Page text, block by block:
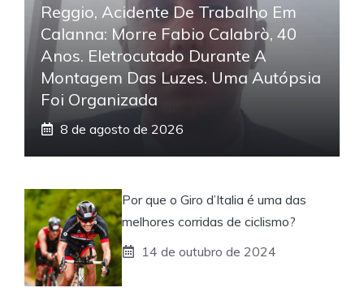
Reggio, Acidente De Trabalho Em
Calanna: Morre Fabio Calabrò, 40
Anos. Eletrocutado Durante A
Montagem Das Luzes. Uma Autópsia
Foi Organizada
8 de agosto de 2026
Por que o Giro d’Italia é uma das
melhores corridas de ciclismo?
14 de outubro de 2024